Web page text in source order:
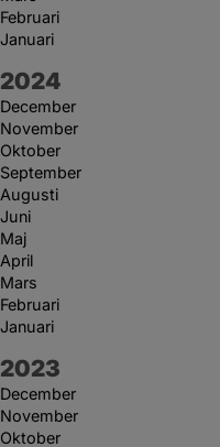
Februari
Januari
År:
2024
December
November
Oktober
September
Augusti
Juni
Maj
April
Mars
Februari
Januari
År:
2023
December
November
Oktober